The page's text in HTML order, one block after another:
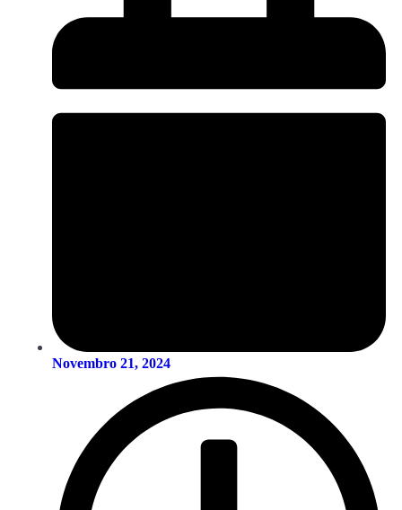
Novembro 21, 2024